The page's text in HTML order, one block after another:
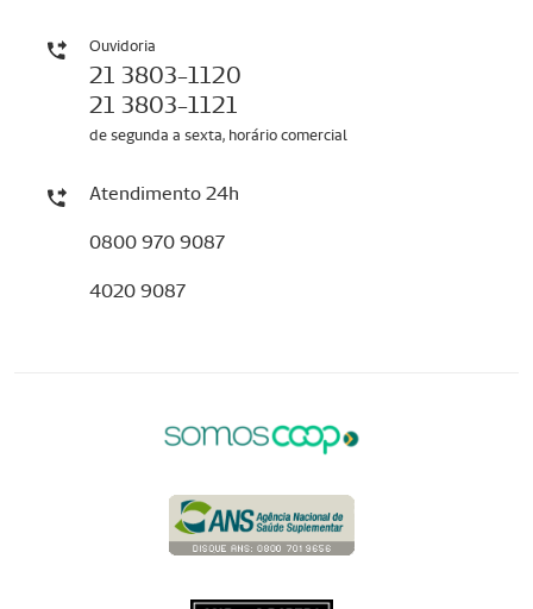
Ouvidoria
21 3803-1120
21 3803-1121
de segunda a sexta, horário comercial
Atendimento 24h
0800 970 9087
4020 9087